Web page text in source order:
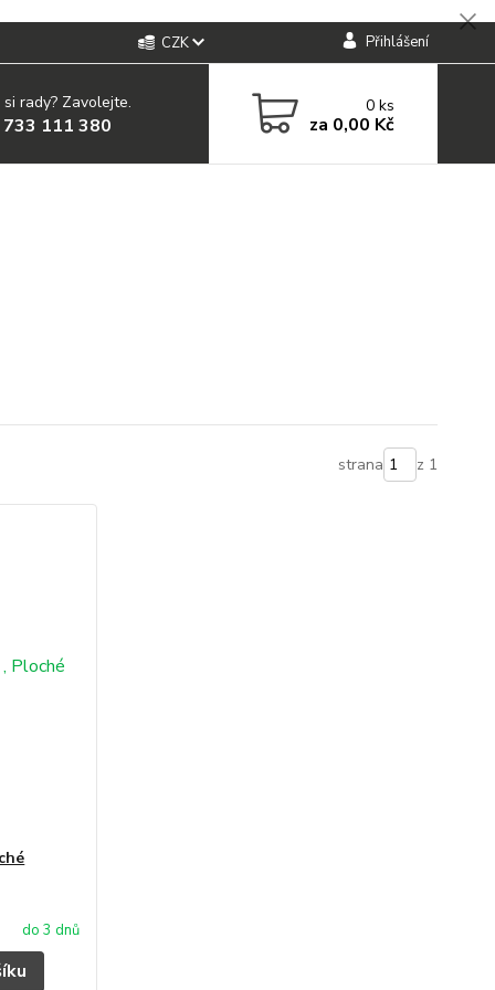
CZK Přihlášení
rady? Zavolejte.
111 380
0ks
za 0,00 Kč
strana z 1
do 3 dnů